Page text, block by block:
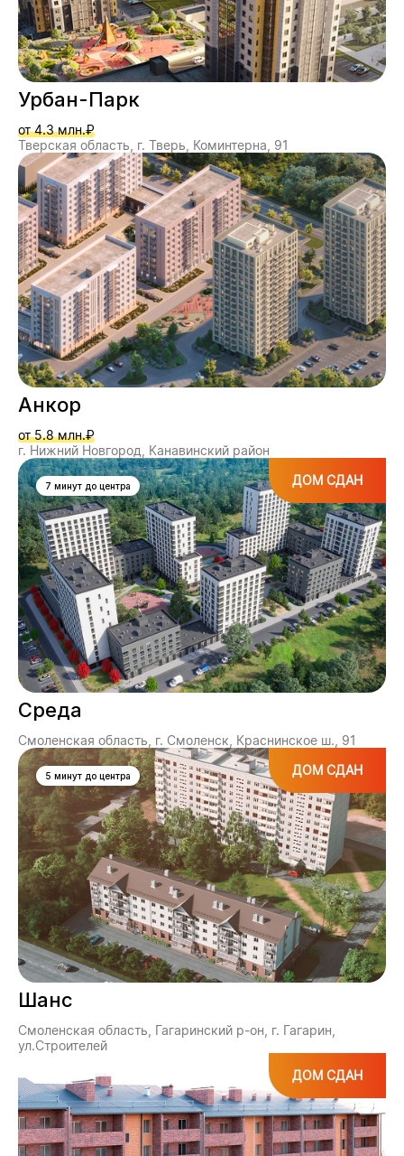
Урбан-Парк
от 4.3 млн.₽
Тверская область, г. Тверь, Коминтерна, 91
Анкор
от 5.8 млн.₽
г. Нижний Новгород, Канавинский район
7 минут до центра ДОМ СДАН
Среда
Смоленская область, г. Смоленск, Краснинское ш., 91
5 минут до центра ДОМ СДАН
Шанс
Смоленская область, Гагаринский р-он, г. Гагарин,
ул.Строителей
ДОМ СДАН